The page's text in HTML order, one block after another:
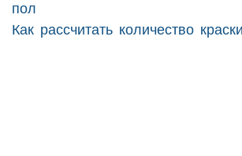
пол
Как рассчитать количество
для окрашивания стен